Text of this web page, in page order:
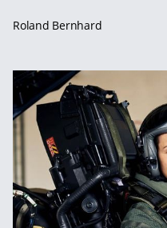
Roland Bernhard